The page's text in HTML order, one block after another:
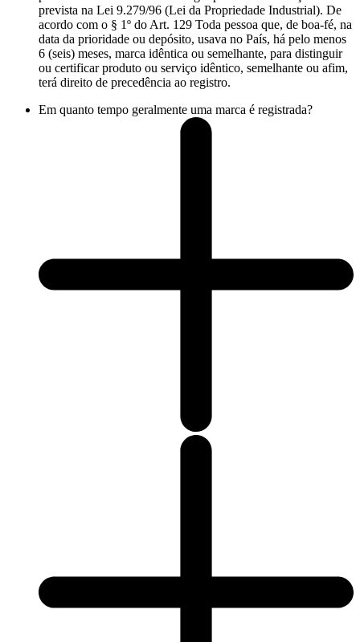
prevista na Lei 9.279/96 (Lei da Propriedade Industrial). De
acordo com o § 1º do Art. 129 Toda pessoa que, de boa-fé, na
data da prioridade ou depósito, usava no País, há pelo menos
6 (seis) meses, marca idêntica ou semelhante, para distinguir
ou certificar produto ou serviço idêntico, semelhante ou afim,
terá direito de precedência ao registro.
Em quanto tempo geralmente uma marca é registrada?